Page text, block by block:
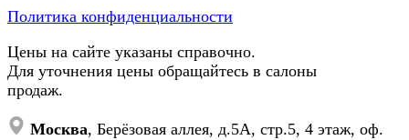
Политика конфиденциальности
Цены на сайте указаны справочно.
Для уточнения цены обращайтесь в салоны
продаж.
Москва, Берёзовая аллея, д.5А, стр.5, 4 этаж, оф.